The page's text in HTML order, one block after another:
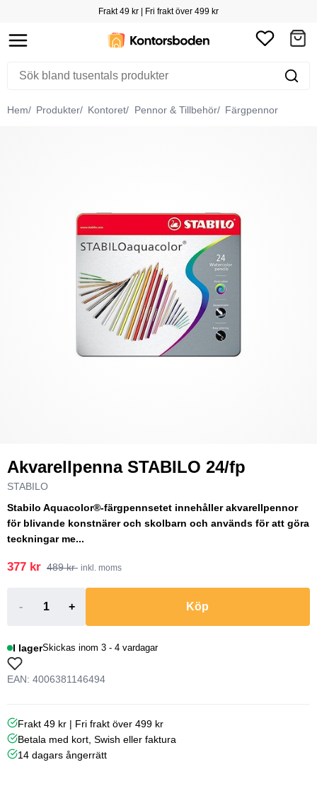
Frakt 49 kr | Fri frakt över 499 kr
Hem Produkter Kontoret Pennor & Tillbehör Färgpennor
Akvarellpenna STABILO 24/fp
STABILO
Stabilo Aquacolor®-färgpennsetet innehåller akvarellpennor
för blivande konstnärer och skolbarn och används för att göra
teckningar me...
377 kr 489 kr inkl. moms
- + Köp
I lagerSkickas inom 3 - 4 vardagar
EAN: 4006381146494
Frakt 49 kr | Fri frakt över 499 kr
Betala med kort, Swish eller faktura
14 dagars ångerrätt